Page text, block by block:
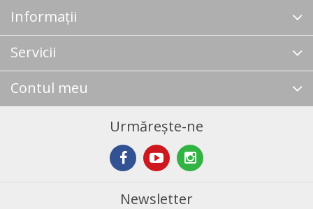
Informații
Servicii
Contul meu
Urmărește-ne
Newsletter